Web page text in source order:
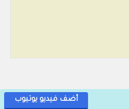
أضف فيديو يوتيوب